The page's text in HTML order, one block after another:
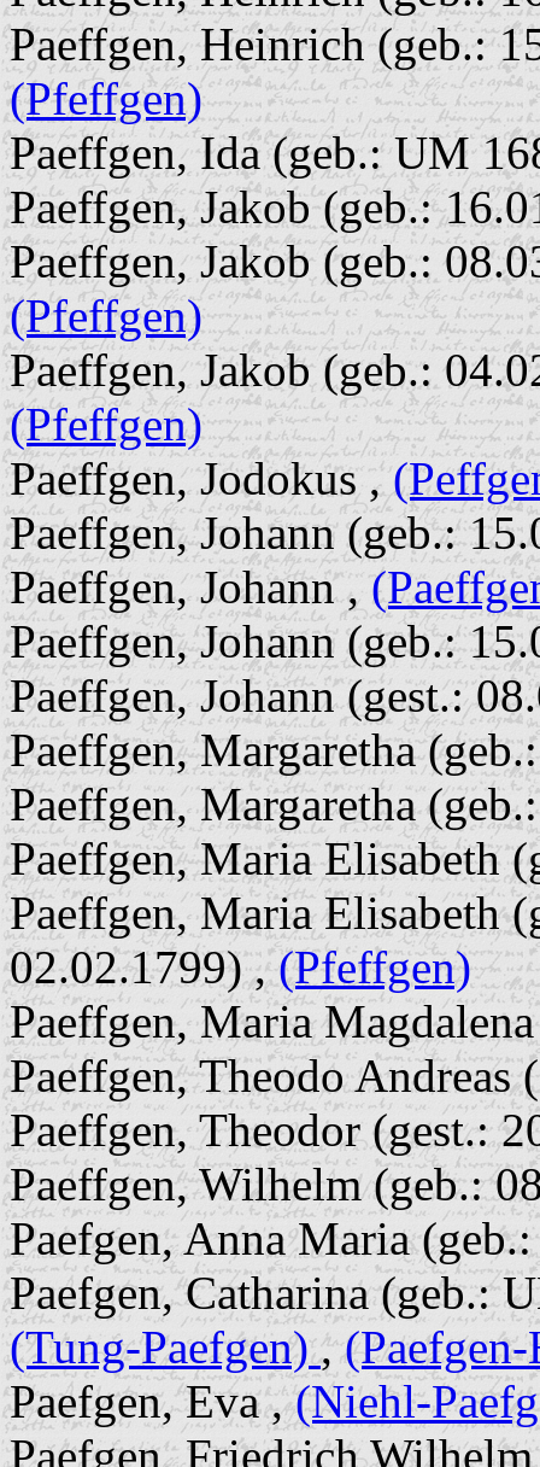
Paeffgen, Heinrich (geb.:
(Pfeffgen)
Paeffgen, Ida (geb.: UM
Paeffgen, Jakob (geb.:
Paeffgen, Jakob (geb.:
(Pfeffgen)
Paeffgen, Jakob (geb.:
(Pfeffgen)
Paeffgen, Jodokus ,
Paeffgen, Johann (geb.:
Paeffgen, Johann ,
Paeffgen, Johann (geb.:
Paeffgen, Johann (gest.:
Paeffgen, Margaretha
Paeffgen, Margaretha
Paeffgen, Maria Elisabeth
Paeffgen, Maria Elisabeth
02.02.1799) ,(Pfeffgen)
Paeffgen, Maria
Paeffgen, Theodo
Paeffgen, Theodor (gest.:
Paeffgen, Wilhelm (geb.:
Paefgen, Anna Maria
Paefgen, Catharina (geb.:
(Tung-Paefgen),
Paefgen, Eva ,(Niehl-
Paefgen, Friedrich